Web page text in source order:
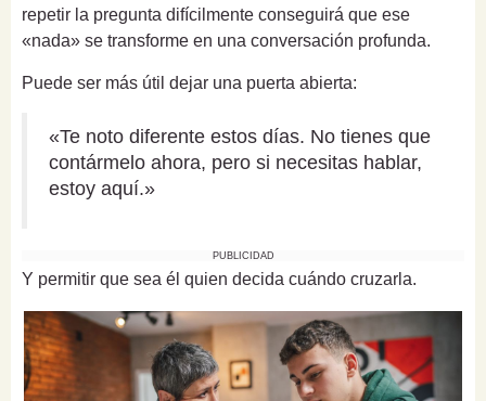
repetir la pregunta difícilmente conseguirá que ese
«nada» se transforme en una conversación profunda.
Puede ser más útil dejar una puerta abierta:
«Te noto diferente estos días. No tienes que
contármelo ahora, pero si necesitas hablar,
estoy aquí.»
PUBLICIDAD
Y permitir que sea él quien decida cuándo cruzarla.